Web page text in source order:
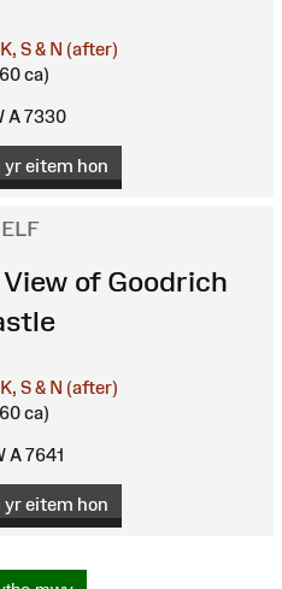
S & N (after)
ca)
A 7330
yr eitem hon
of Goodrich
S & N (after)
ca)
A 7641
yr eitem hon